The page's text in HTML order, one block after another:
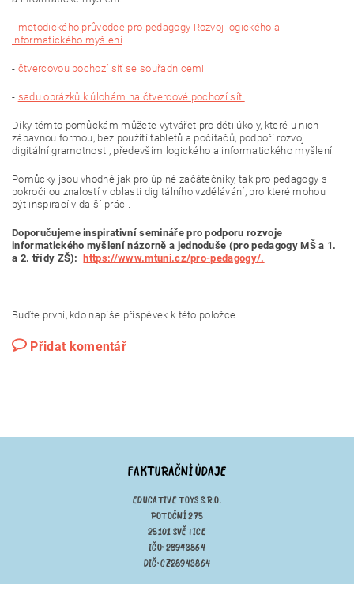
- metodického průvodce pro pedagogy Rozvoj logického a
informatického myšlení
- čtvercovou pochozí síť se souřadnicemi
- sadu obrázků k úlohám na čtvercové pochozí síti
Díky těmto pomůckám můžete vytvářet pro děti úkoly, které u nich
zábavnou formou, bez použití tabletů a počítačů, podpoří rozvoj
digitální gramotnosti, především logického a informatického myšlení.
Pomůcky jsou vhodné jak pro úplné začátečníky, tak pro pedagogy s
pokročilou znalostí v oblasti digitálního vzdělávání, pro které mohou
být inspirací v další práci.
Doporučujeme inspirativní semináře pro podporu rozvoje
informatického myšlenínázorně a jednoduše (propedagogy MŠ a 1.
a 2. třídy ZŠ):https://www.mtuni.cz/pro-pedagogy/.
Buďte první, kdo napíše příspěvek k této položce.
Přidat komentář
FAKTURAČNÍ ÚDAJE
EDUCATIVE TOYS S.R.O.
POTOČNÍ 275
25101 SVĚTICE
IČO: 28943864
DIČ: CZ28943864